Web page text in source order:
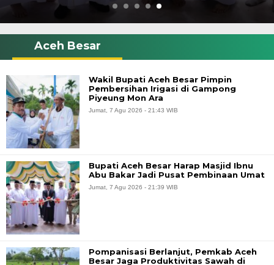
Aceh Besar
Wakil Bupati Aceh Besar Pimpin
Pembersihan Irigasi di Gampong
Piyeung Mon Ara
Jumat, 7 Agu 2026 - 21:43 WIB
Bupati Aceh Besar Harap Masjid Ibnu
Abu Bakar Jadi Pusat Pembinaan Umat
Jumat, 7 Agu 2026 - 21:39 WIB
Pompanisasi Berlanjut, Pemkab Aceh
Besar Jaga Produktivitas Sawah di